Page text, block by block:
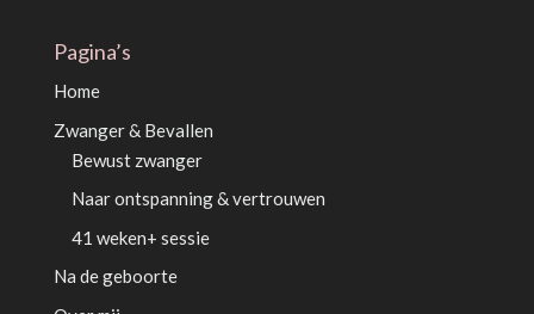
Pagina’s
Home
Zwanger & Bevallen
Bewust zwanger
Naar ontspanning & vertrouwen
41 weken+ sessie
Na de geboorte